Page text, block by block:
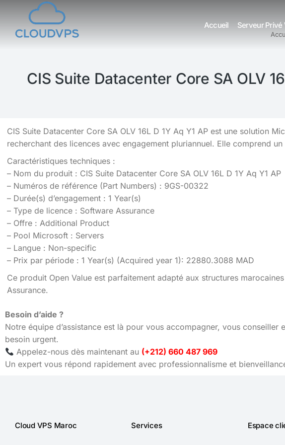
Accueil Serveur Privé
Vous êtes ici :
CIS Suite Datacenter Core SA OLV
CIS Suite Datacenter Core SA OLV 16L D 1Y Aq Y1 AP est une solution
recherchant des licences avec engagement pluriannuel. Elle comprend
Caractéristiques techniques :
– Nom du produit : CIS Suite Datacenter Core SA OLV 16L D 1Y Aq Y1 AP
– Numéros de référence (Part Numbers) : 9GS-00322
– Durée(s) d’engagement : 1 Year(s)
– Type de licence : Software Assurance
– Offre : Additional Product
– Pool Microsoft : Servers
– Langue : Non-specific
– Prix par période : 1 Year(s) (Acquired year 1): 22880.3088 MAD
Ce produit Open Value est parfaitement adapté aux structures
Assurance.
Besoin d’aide ?
Notre équipe d’assistance est là pour vous accompagner, vous
besoin urgent.
Appelez-nous dès maintenant au (+212) 660 487 969
Un expert vous répond rapidement avec professionnalisme et
Cloud VPS Maroc Services Espace